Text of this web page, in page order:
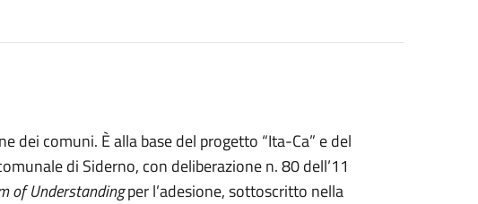
dei comuni. È alla base del progetto “Ita-Ca” e del
di Siderno, con deliberazione n. 80 dell’11
of Understandingper l’adesione, sottoscritto nella